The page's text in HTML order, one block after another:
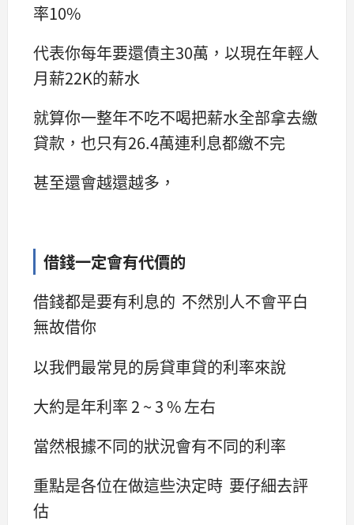
率10%
代表你每年要還債主30萬，以現在年輕人
月薪22K的薪水
就算你一整年不吃不喝把薪水全部拿去繳
貸款，也只有26.4萬連利息都繳不完
甚至還會越還越多，
借錢一定會有代價的
借錢都是要有利息的 不然別人不會平白
無故借你
以我們最常見的房貸車貸的利率來說
大約是年利率 2 ~ 3 % 左右
當然根據不同的狀況會有不同的利率
重點是各位在做這些決定時 要仔細去評
估